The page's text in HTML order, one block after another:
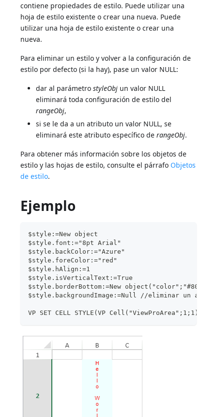
contiene propiedades de estilo. Puede utilizar una
hoja de estilo existente o crear una nueva. Puede
utilizar una hoja de estilo existente o crear una
nueva.
Para eliminar un estilo y volver a la configuración de
estilo por defecto (si la hay), pase un valor NULL:
dar al parámetrostyleObj un valor NULL
eliminará toda configuración de estilo del
rangeObj,
si se le da a un atributo un valor NULL, se
eliminará este atributo específico derangeObj.
Para obtener más información sobre los objetos de
estilo y las hojas de estilo, consulte el párrafo Objetos
de estilo.
Ejemplo
$style:=New object
$style.font:="8pt Arial"
$style.backColor:="Azure"
$style.foreColor:="red"
$style.hAlign:=1
$style.isVerticalText:=True
$style.borderBottom:=New
$style.backgroundImage:=Null //eliminar un
VP SET CELL STYLE(VP